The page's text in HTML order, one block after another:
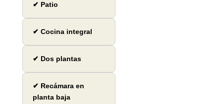
✔ Patio
✔ Cocina integral
✔ Dos plantas
✔ Recámara en
planta baja